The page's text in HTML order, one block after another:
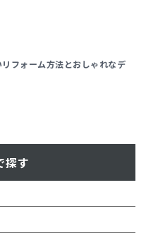
フォーム方法とおしゃれなデ
探す